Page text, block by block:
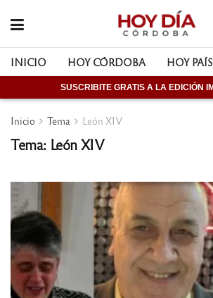
INICIO HOY CÓRDOBA HOY PAÍS
SUSCRIBITE GRATIS A LA EDICIÓN
Inicio Tema León XIV
Tema: León XIV